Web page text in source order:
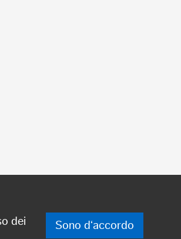
dei
Sono d‘accordo